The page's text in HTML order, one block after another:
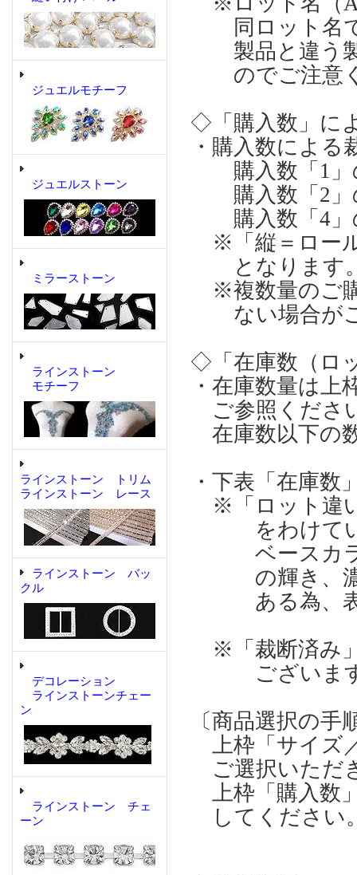
ジュエルモチーフ
ジュエルストーン
ミラーストーン
ラインストーン
モチーフ
ラインストーン トリム
ラインストーン レース
ラインストーン バッ
クル
デコレーション
ラインストーンチェー
ン
ラインストーン チェ
ーン
同ロット名で
製品と違う製
のでご注意
◇「購入数」に
・購入数による
購入数「1」
購入数「2」
購入数「4」
※「縦＝ロー
となります
※複数量のご
ない場合が
◇「在庫数（ロ
・在庫数量は上
ご参照くださ
在庫数以下の
・下表「在庫
※「ロット違
をわけてい
ベースカラー
の輝き、濃淡
ある為、表
※「裁断済み
ございま
〔商品選択の手
上枠「サイズ
ご選択いただ
上枠「購入数
してください